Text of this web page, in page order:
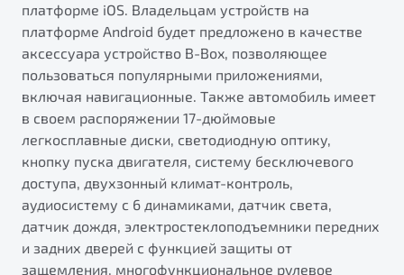
платформе iOS. Владельцам устройств на
платформе Android будет предложено в качестве
аксессуара устройство B-Box, позволяющее
пользоваться популярными приложениями,
включая навигационные. Также автомобиль имеет
в своем распоряжении 17-дюймовые
легкосплавные диски, светодиодную оптику,
кнопку пуска двигателя, систему бесключевого
доступа, двухзонный климат-контроль,
аудиосистему с 6 динамиками, датчик света,
датчик дождя, электростеклоподъемники передних
и задних дверей с функцией защиты от
защемления, многофункциональное рулевое